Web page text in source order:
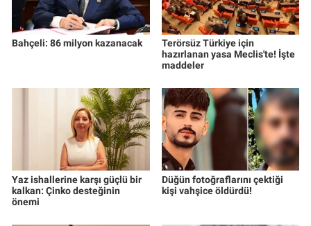
Bahçeli: 86 milyon kazanacak
Terörsüz Türkiye için
hazırlanan yasa Meclis'te! İşte
maddeler
Yaz ishallerine karşı güçlü bir
kalkan: Çinko desteğinin
önemi
Düğün fotoğraflarını çektiği
kişi vahşice öldürdü!